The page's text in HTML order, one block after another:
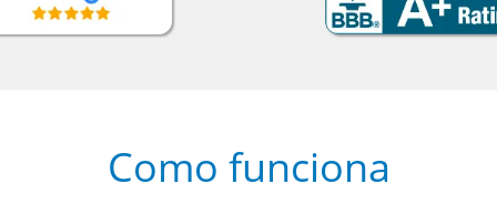
Como funciona